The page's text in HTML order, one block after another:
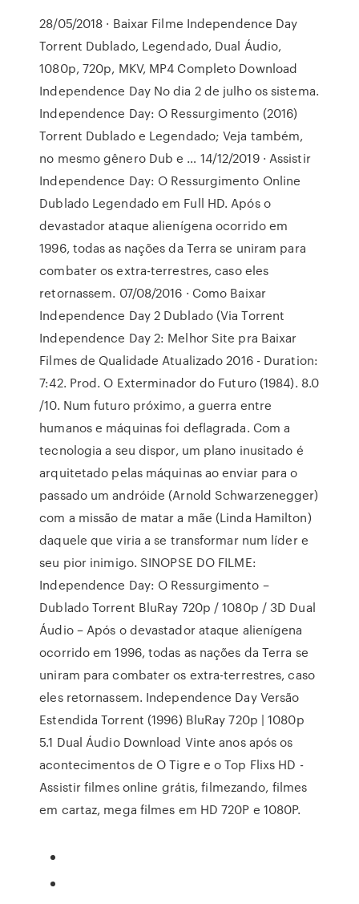
28/05/2018 · Baixar Filme Independence Day
Torrent Dublado, Legendado, Dual Áudio,
1080p, 720p, MKV, MP4 Completo Download
Independence Day No dia 2 de julho os sistema.
Independence Day: O Ressurgimento (2016)
Torrent Dublado e Legendado; Veja também,
no mesmo gênero Dub e … 14/12/2019 · Assistir
Independence Day: O Ressurgimento Online
Dublado Legendado em Full HD. Após o
devastador ataque alienígena ocorrido em
1996, todas as nações da Terra se uniram para
combater os extra-terrestres, caso eles
retornassem. 07/08/2016 · Como Baixar
Independence Day 2 Dublado (Via Torrent
Independence Day 2: Melhor Site pra Baixar
Filmes de Qualidade Atualizado 2016 - Duration:
7:42. Prod. O Exterminador do Futuro (1984). 8.0
/10. Num futuro próximo, a guerra entre
humanos e máquinas foi deflagrada. Com a
tecnologia a seu dispor, um plano inusitado é
arquitetado pelas máquinas ao enviar para o
passado um andróide (Arnold Schwarzenegger)
com a missão de matar a mãe (Linda Hamilton)
daquele que viria a se transformar num líder e
seu pior inimigo. SINOPSE DO FILME:
Independence Day: O Ressurgimento –
Dublado Torrent BluRay 720p / 1080p / 3D Dual
Áudio – Após o devastador ataque alienígena
ocorrido em 1996, todas as nações da Terra se
uniram para combater os extra-terrestres, caso
eles retornassem. Independence Day Versão
Estendida Torrent (1996) BluRay 720p | 1080p
5.1 Dual Áudio Download Vinte anos após os
acontecimentos de O Tigre e o Top Flixs HD -
Assistir filmes online grátis, filmezando, filmes
em cartaz, mega filmes em HD 720P e 1080P.